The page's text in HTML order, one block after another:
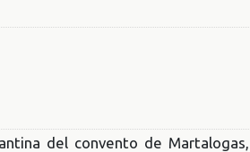
del convento de Martalogas,